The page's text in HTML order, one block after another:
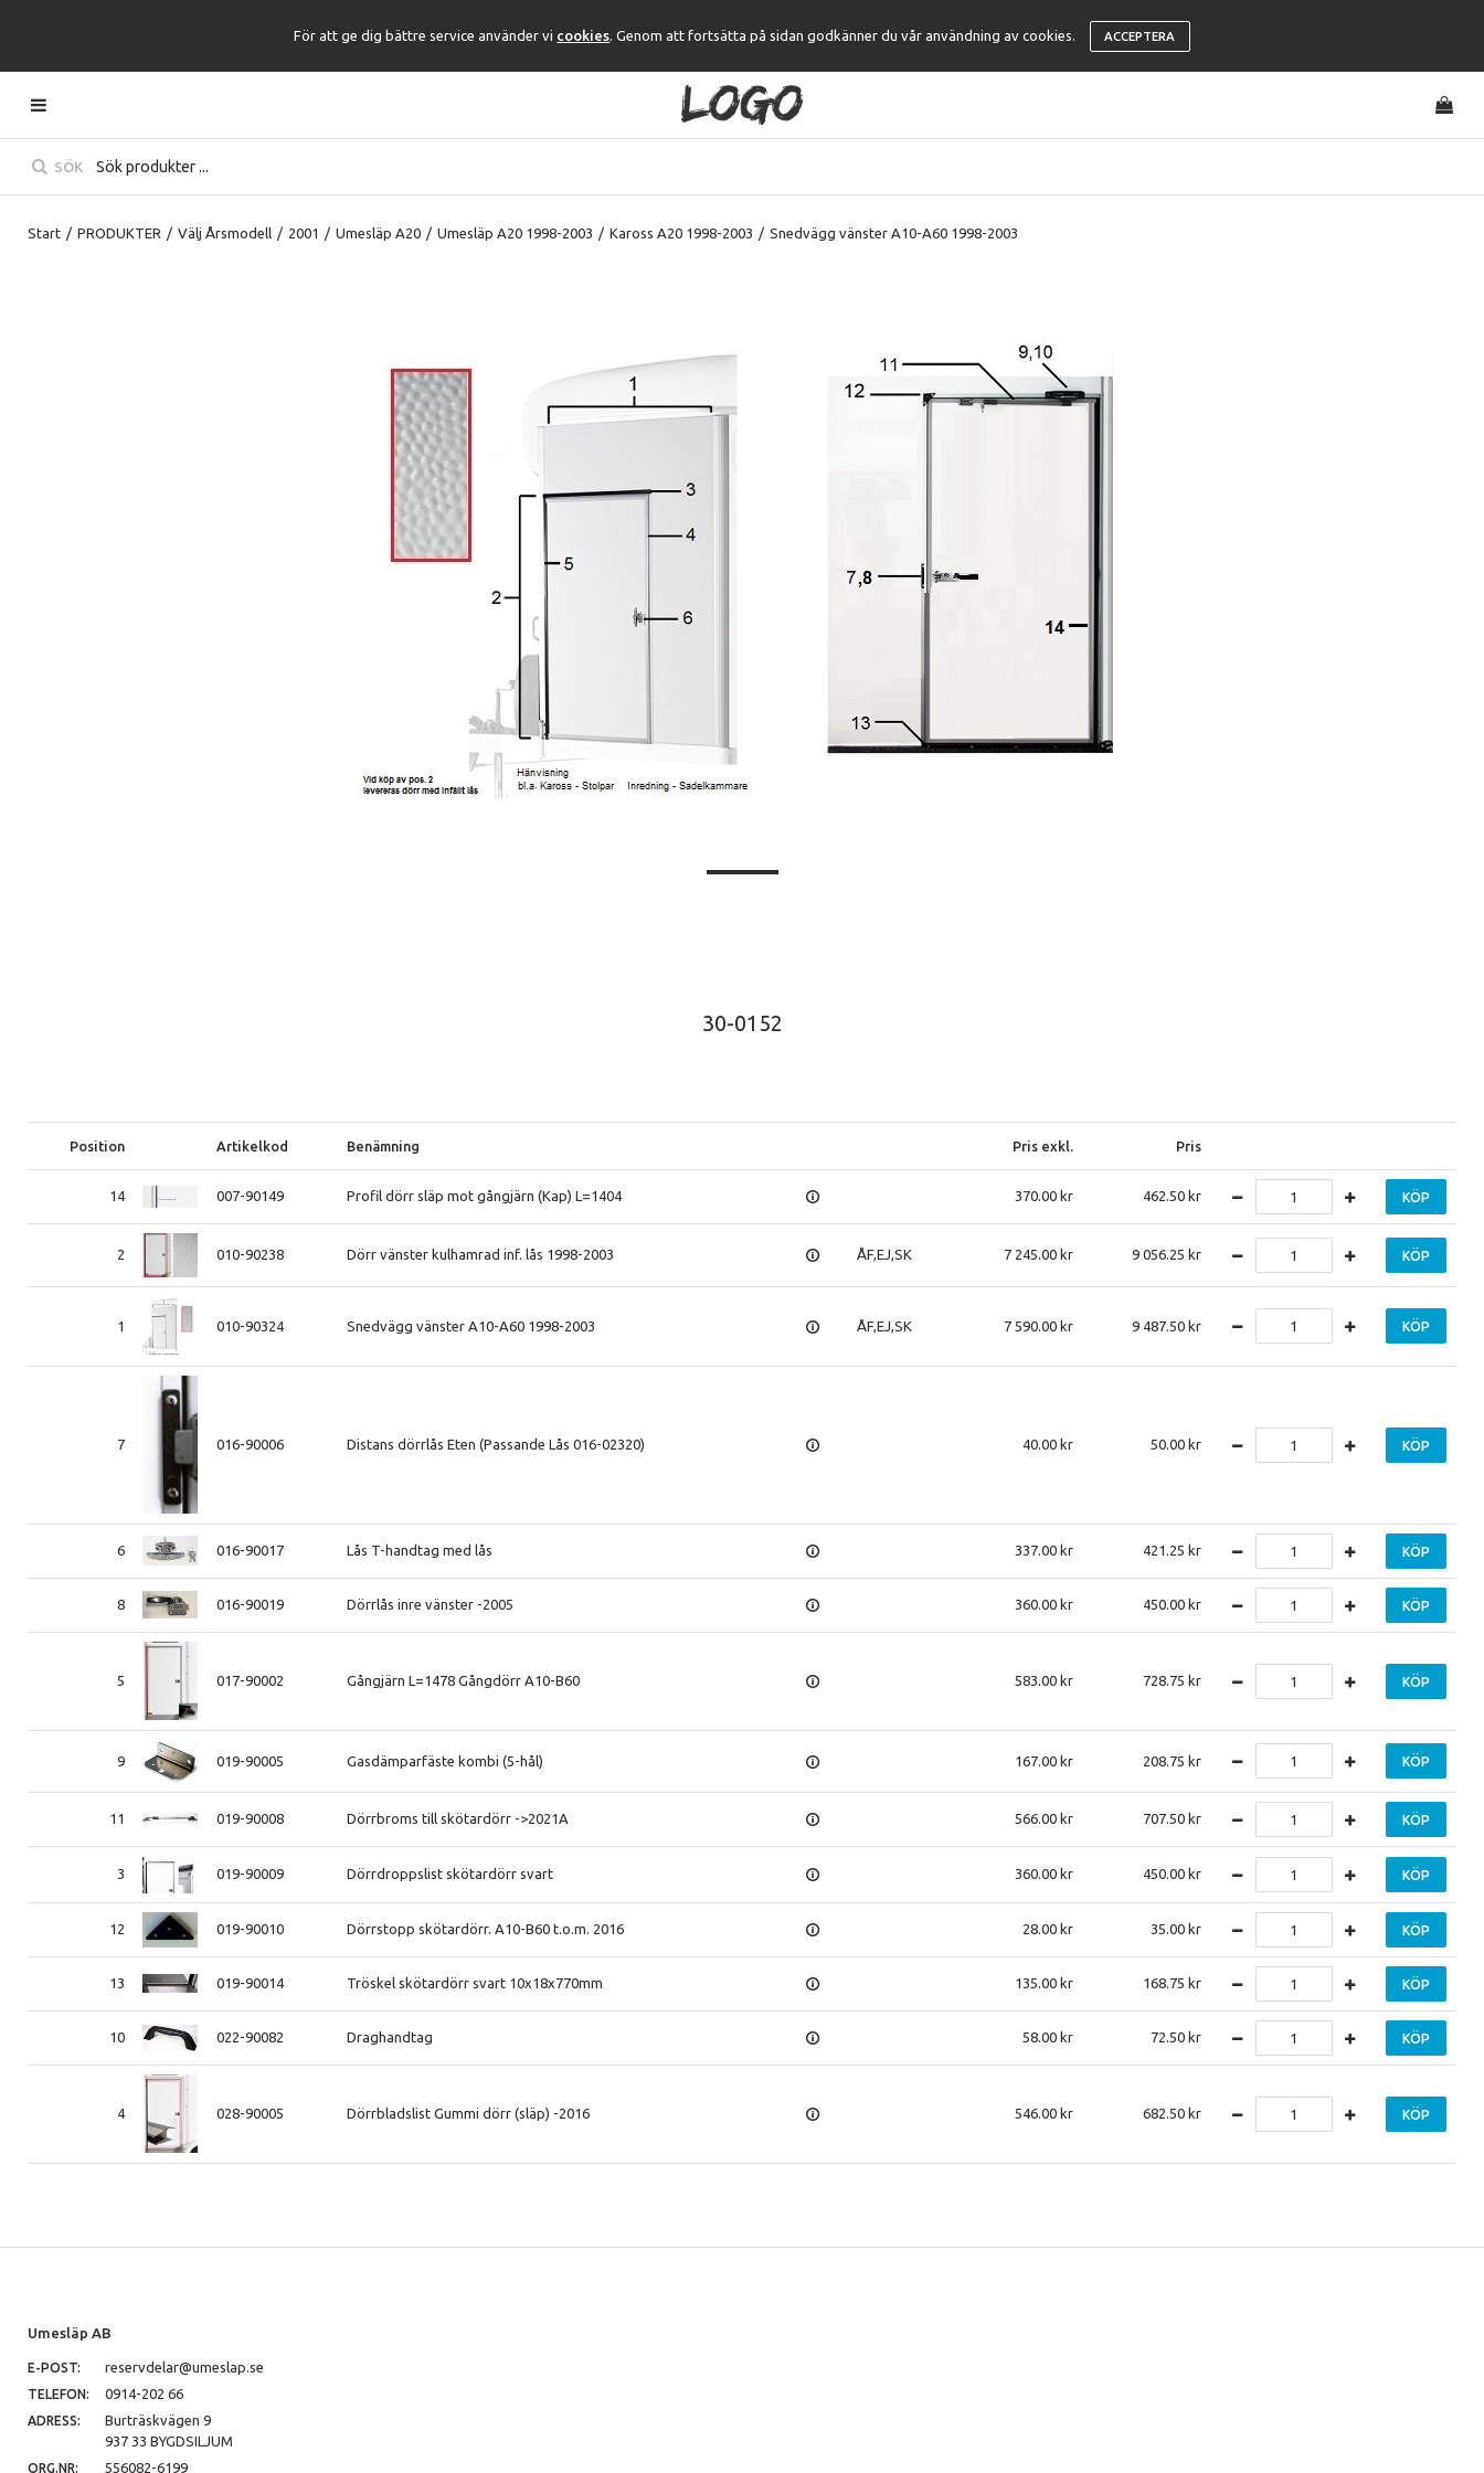
För att ge dig bättre service använder vi cookies. Genom att fortsätta på sidan godkänner du vår användning av cookies. ACCEPTERA
SÖK
Start / PRODUKTER / Välj Årsmodell / 2001 / Umesläp A20 / Umesläp A20 1998-2003 / Kaross A20 1998-2003 / Snedvägg vänster A10-A60 1998-2003
30-0152
Position Artikelkod Benämning Pris exkl. Pris
14 007-90149 Profil dörr släp mot gångjärn (Kap) L=1404 370.00 462.50 KÖP
2 010-90238 Dörr vänster kulhamrad inf. lås 1998-2003 ÅF,EJ,SK 7 245.00 9 056.25 KÖP
1 010-90324 Snedvägg vänster A10-A60 1998-2003 ÅF,EJ,SK 7 590.00 9 487.50 KÖP
7 016-90006 Distans dörrlås Eten (Passande Lås 016-02320) 40.00 50.00 KÖP
6 016-90017 Lås T-handtag med lås 337.00 421.25 KÖP
8 016-90019 Dörrlås inre vänster -2005 360.00 450.00 KÖP
5 017-90002 Gångjärn L=1478 Gångdörr A10-B60 583.00 728.75 KÖP
9 019-90005 Gasdämparfäste kombi (5-hål) 167.00 208.75 KÖP
11 019-90008 Dörrbroms till skötardörr ->2021A 566.00 707.50 KÖP
3 019-90009 Dörrdroppslist skötardörr svart 360.00 450.00 KÖP
12 019-90010 Dörrstopp skötardörr. A10-B60 t.o.m. 2016 28.00 35.00 KÖP
13 019-90014 Tröskel skötardörr svart 10x18x770mm 135.00 168.75 KÖP
10 022-90082 Draghandtag 58.00 72.50 KÖP
4 028-90005 Dörrbladslist Gummi dörr (släp) -2016 546.00 682.50 KÖP
Umesläp AB
E-POST: reservdelar@umeslap.se
TELEFON: 0914-202 66
ADRESS:
Burträskvägen 9
937 33 BYGDSILJUM
ORG.NR: 556082-6199